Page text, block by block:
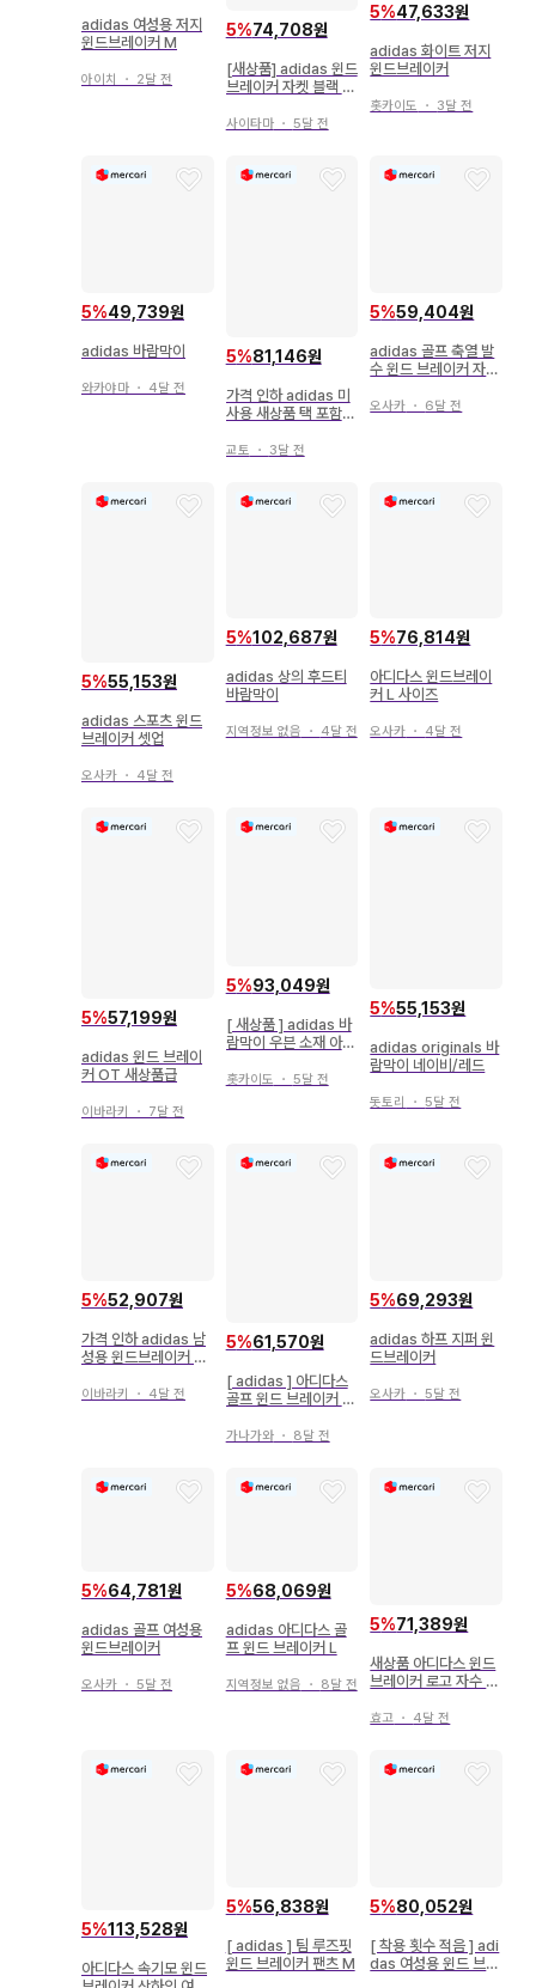
adidas 여성용 저지
윈드브레이커 M
아이치 ・ 2달 전
5%74,708원
[새상품] adidas 윈드
브레이커 자켓 블랙 x
사이타마・ 5달 전
5%47,633원
adidas 화이트 저지
윈드브레이커
홋카이도 ・ 3달 전
5%49,739원
adidas 바람막이
와카야마 ・ 4달 전
5%81,146원
가격 인하 adidas 미
사용 새상품 택 포함
이커
교토 ・ 3달 전
5%59,404원
adidas 골프 축열 발
수 윈드 브레이커 자켓
오사카 ・ 6달 전
5%55,153원
adidas 스포츠 윈드
브레이커 셋업
오사카 ・ 4달 전
5%102,687원
adidas 상의 후드티
바람막이
지역정보 없음 ・ 4달 전
5%76,814원
아디다스 윈드브레이
커 L 사이즈
오사카 ・ 4달 전
5%57,199원
adidas 윈드 브레이
커 OT 새상품급
이바라키 ・ 7달 전
5%93,049원
[ 새상품 ] adidas 바
람막이 우븐 소재 아디
홋카이도 ・ 5달 전
5%55,153원
adidas originals 바
람막이 네이비/레드
돗토리 ・5달 전
5%52,907원
가격 인하 adidas 남
성용 윈드브레이커 블
이바라키 ・ 4달 전
5%61,570원
[ adidas ] 아디다스
골프 윈드 브레이커 7
가나가와・ 8달 전
5%69,293원
adidas 하프 지퍼 윈
드브레이커
오사카 ・5달 전
5%64,781원
adidas 골프 여성용
윈드브레이커
오사카 ・ 5달 전
5%68,069원
adidas 아디다스 골
프 윈드 브레이커 L
지역정보 없음 ・ 8달 전
5%71,389원
새상품 아디다스 윈드
브레이커 로고 자수 자
효고 ・ 4달 전
5%113,528원
아디다스 속기모 윈드
5%56,838원
[ adidas ] 팀 루즈핏
윈드 브레이커 팬츠 M
5%80,052원
[ 착용 횟수 적음 ] adi
das 여성용 윈드 브레